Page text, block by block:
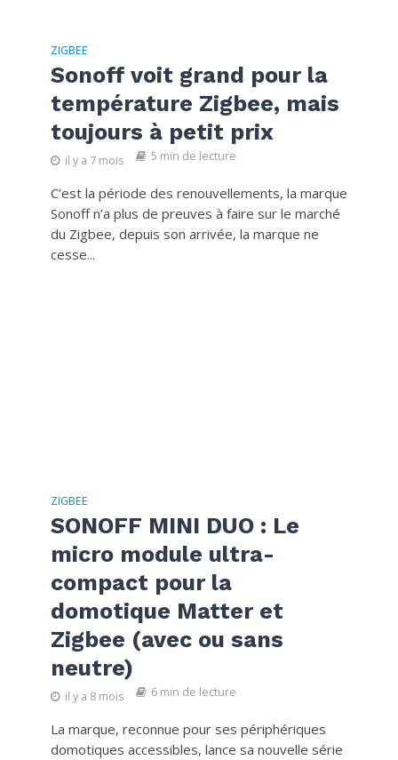
ZIGBEE
Sonoff voit grand pour la
température Zigbee, mais
toujours à petit prix
il y a 7 mois 5 min de lecture
C’est la période des renouvellements, la marque
Sonoff n’a plus de preuves à faire sur le marché
du Zigbee, depuis son arrivée, la marque ne
cesse...
ZIGBEE
SONOFF MINI DUO : Le
micro module ultra-
compact pour la
domotique Matter et
Zigbee (avec ou sans
neutre)
il y a 8 mois 6 min de lecture
La marque, reconnue pour ses périphériques
domotiques accessibles, lance sa nouvelle série